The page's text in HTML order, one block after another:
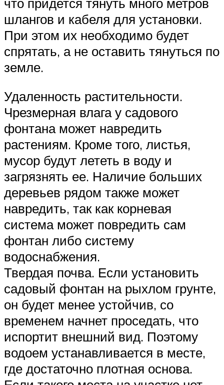
что придется тянуть много метров
шлангов и кабеля для установки.
При этом их необходимо будет
спрятать, а не оставить тянуться по
земле.
Удаленность растительности.
Чрезмерная влага у садового
фонтана может навредить
растениям. Кроме того, листья,
мусор будут лететь в воду и
загрязнять ее. Наличие больших
деревьев рядом также может
навредить, так как корневая
система может повредить сам
фонтан либо систему
водоснабжения.
Твердая почва. Если установить
садовый фонтан на рыхлом грунте,
он будет менее устойчив, со
временем начнет проседать, что
испортит внешний вид. Поэтому
водоем устанавливается в месте,
где достаточно плотная основа.